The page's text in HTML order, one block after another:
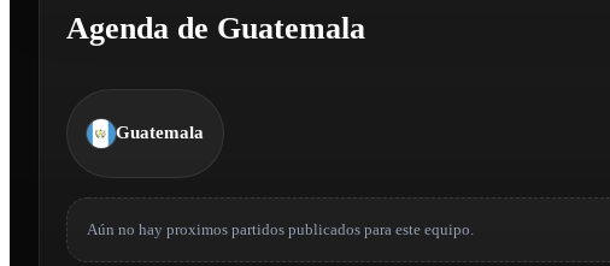
Agenda de Guatemala
Guatemala
Aún no hay proximos partidos publicados para este equipo.